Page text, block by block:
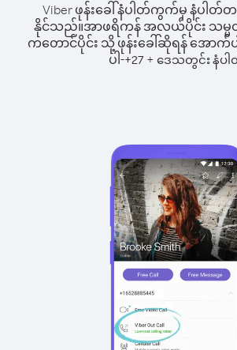
Viber ဖုန်းခေါ်နံပါတ်ကွက်မှ နံပါတ်တ
နိုင်သည်။အာဖရိကန် အလယ်ပိုင်း သမ္မ
ကတောင်ပိုင်း သို့ ဖုန်းခေါ်ဆိုရန် အောက်ပ
ပါ-+27 + ဒေသတွင်း နံပ